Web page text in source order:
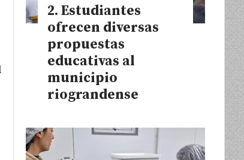
Estudiantes
ofrecen diversas
propuestas
educativas al
municipio
riograndense